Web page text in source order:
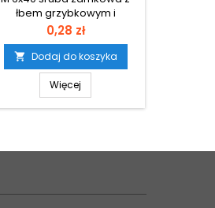
łbem grzybkowym i
podsadzeniem ze stali
nierdzewnej A2 Średnica
zewnętrzna łba: 16,55
Wysokość łba: 3,88 Długość
podsadzenia: 4,6
Cena
0,28 zł
 Dodaj do koszyka
Więcej